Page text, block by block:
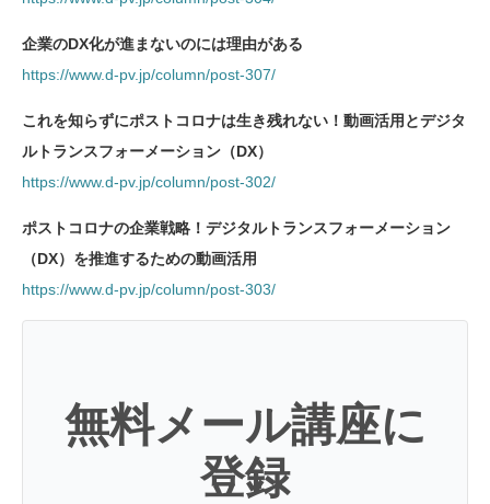
企業のDX化が進まないのには理由がある
https://www.d-pv.jp/column/post-307/
これを知らずにポストコロナは生き残れない！動画活用とデジタ
ルトランスフォーメーション（DX）
https://www.d-pv.jp/column/post-302/
ポストコロナの企業戦略！デジタルトランスフォーメーション
（DX）を推進するための動画活用
https://www.d-pv.jp/column/post-303/
無料メール講座に
登録